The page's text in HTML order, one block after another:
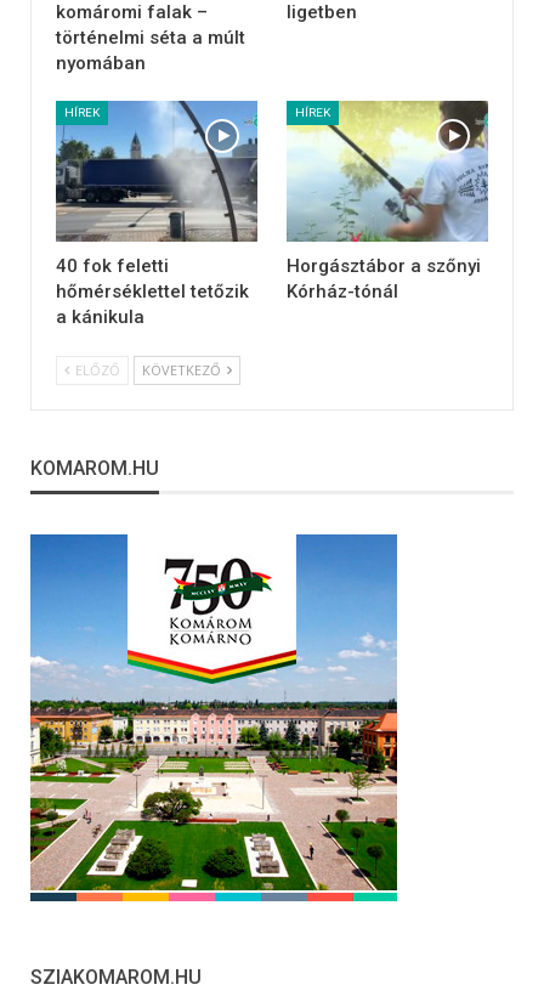
komáromi falak –
történelmi séta a múlt
nyomában
ligetben
HÍREK
40 fok feletti
hőmérséklettel tetőzik
a kánikula
HÍREK
Horgásztábor a szőnyi
Kórház-tónál
ELŐZŐ KÖVETKEZŐ
KOMAROM.HU
SZIAKOMAROM.HU